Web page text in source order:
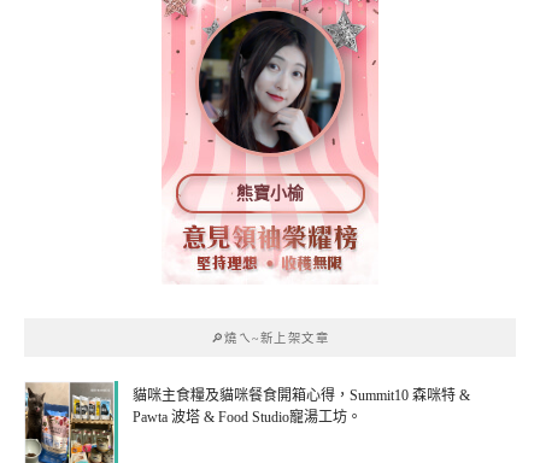
熊寶小榆
🔎燒ㄟ~新上架文章
貓咪主食糧及貓咪餐食開箱心得，Summit10 森咪特 &
Pawta 波塔 & Food Studio寵湯工坊。